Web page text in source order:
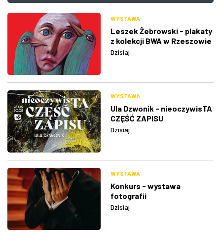
WYSTAWA
Leszek Żebrowski - plakaty
z kolekcji BWA w Rzeszowie
Dzisiaj
WYSTAWA
Ula Dzwonik - nieoczywisTA
CZĘŚĆ ZAPISU
Dzisiaj
WYSTAWA
Konkurs - wystawa
fotografii
Dzisiaj